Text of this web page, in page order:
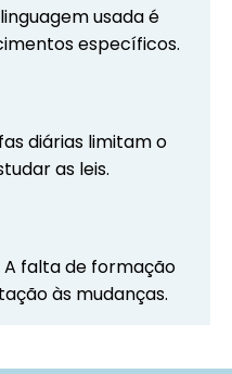
usada é
específicos.
diárias limitam o
as leis.
A falta de formação
às mudanças.